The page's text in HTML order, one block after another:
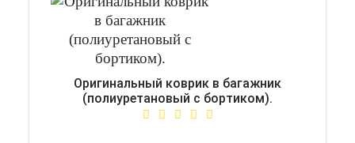
Оригинальный коврик в багажник
(полиуретановый с бортиком).